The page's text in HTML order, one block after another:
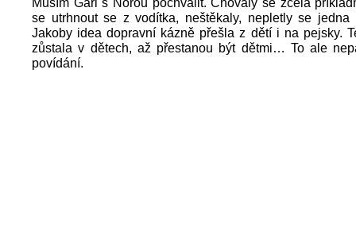
se utrhnout se z vodítka, neštěkaly, nepletly se jedna
Jakoby idea dopravní kázně přešla z dětí i na pejsky.
zůstala v dětech, až přestanou být dětmi… To ale
povídání.